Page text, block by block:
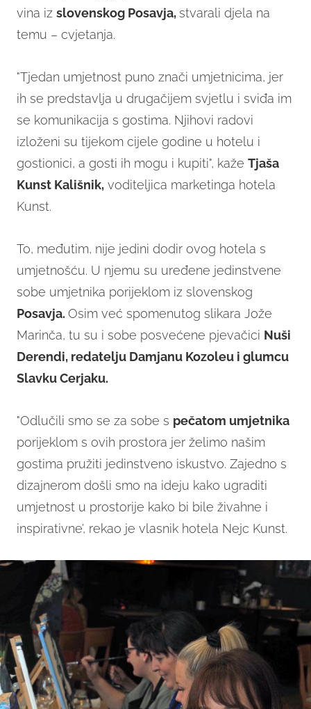
vina iz slovenskog Posavja,stvarali djela na
temu – cvjetanja.
"Tjedan umjetnost puno znači umjetnicima, jer
ih se predstavlja u drugačijem svjetlu i sviđa im
se komunikacija s gostima. Njihovi radovi
izloženi su tijekom cijele godine u hotelu i
gostionici, a gosti ih mogu i kupiti", kaže Tjaša
Kunst Kališnik, voditeljica marketinga hotela
Kunst.
To, međutim, nije jedini dodir ovog hotela s
umjetnošću. U njemu su uređene jedinstvene
sobe umjetnika porijeklom iz slovenskog
Posavja. Osim već spomenutog slikara Jože
Marinča, tu su i sobe posvećene pjevačici Nuši
Derendi, redatelju Damjanu Kozoleu i glumcu
Slavku Cerjaku.
"Odlučili smo se za sobe s pečatom umjetnika
porijeklom s ovih prostora jer želimo našim
gostima pružiti jedinstveno iskustvo. Zajedno s
dizajnerom došli smo na ideju kako ugraditi
umjetnost u prostorije kako bi bile živahne i
inspirativne’, rekao je vlasnik hotela Nejc Kunst.